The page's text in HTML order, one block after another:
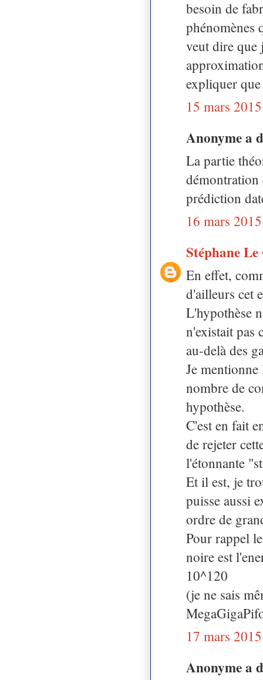
besoin de
phénomènes
veut dire que
expliquer
15 mars
Anonyme a
La partie
prédiction
16 mars
Stéphane
En effet,
d'ailleurs cet
L'hypothèse
n'existait pas
au-delà des
Je
nombre de
hypothèse.
C'est en fait
de rejeter
l'étonnante
Et il est, je
puisse aussi
ordre de
Pour rappel
noire est
10^120
(je ne sais
17 mars
Anonyme a